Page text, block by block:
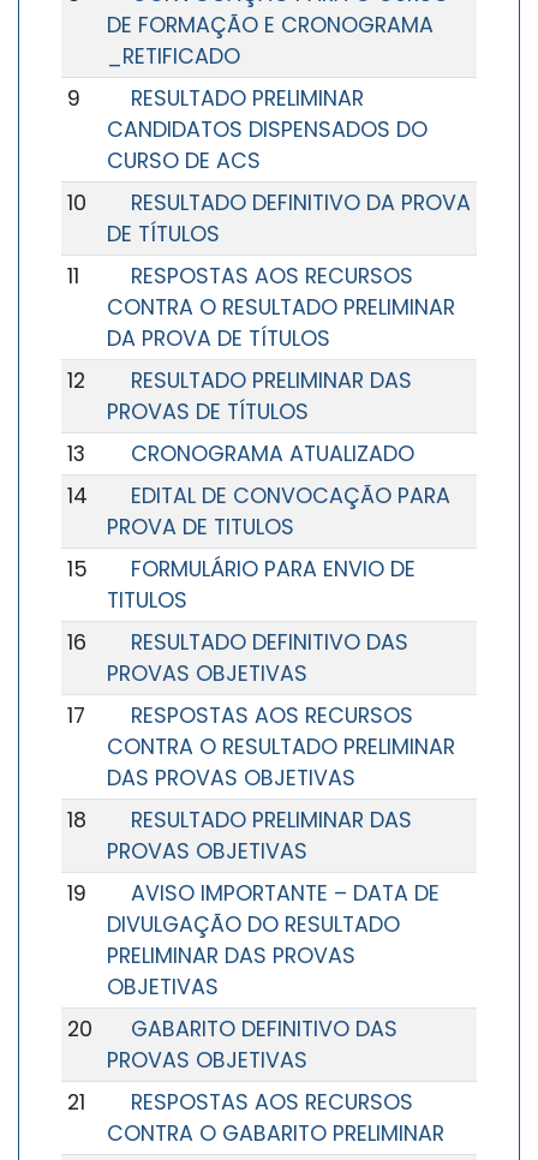
DE FORMAÇÃO E CRONOGRAMA
_RETIFICADO
9
RESULTADO PRELIMINAR
CANDIDATOS DISPENSADOS DO
CURSO DE ACS
10
RESULTADO DEFINITIVO DA PROVA
DE TÍTULOS
11
RESPOSTAS AOS RECURSOS
CONTRA O RESULTADO PRELIMINAR
DA PROVA DE TÍTULOS
12
RESULTADO PRELIMINAR DAS
PROVAS DE TÍTULOS
13
CRONOGRAMA ATUALIZADO
14
EDITAL DE CONVOCAÇÃO PARA
PROVA DE TITULOS
15
FORMULÁRIO PARA ENVIO DE
TITULOS
16
RESULTADO DEFINITIVO DAS
PROVAS OBJETIVAS
17
RESPOSTAS AOS RECURSOS
CONTRA O RESULTADO PRELIMINAR
DAS PROVAS OBJETIVAS
18
RESULTADO PRELIMINAR DAS
PROVAS OBJETIVAS
19
AVISO IMPORTANTE – DATA DE
DIVULGAÇÃO DO RESULTADO
PRELIMINAR DAS PROVAS
OBJETIVAS
20
GABARITO DEFINITIVO DAS
PROVAS OBJETIVAS
21
RESPOSTAS AOS RECURSOS
CONTRA O GABARITO PRELIMINAR